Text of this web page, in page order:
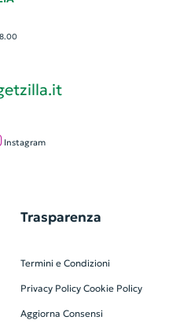
Instagram
Trasparenza
Termini e Condizioni
Privacy Policy Cookie Policy
Aggiorna Consensi